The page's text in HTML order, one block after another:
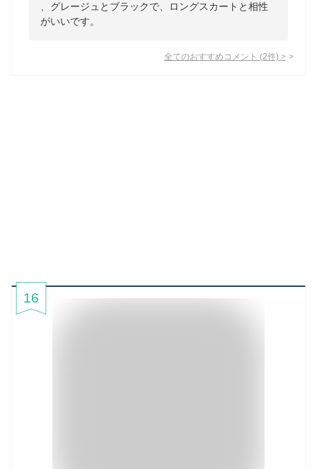
、グレージュとブラックで、ロングスカートと相性
がいいです。
全てのおすすめコメント (2件) >
16